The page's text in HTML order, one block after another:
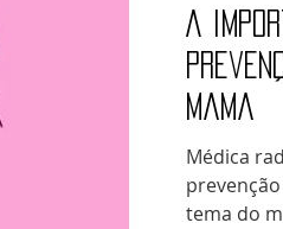
A
mama
Médica
tema do